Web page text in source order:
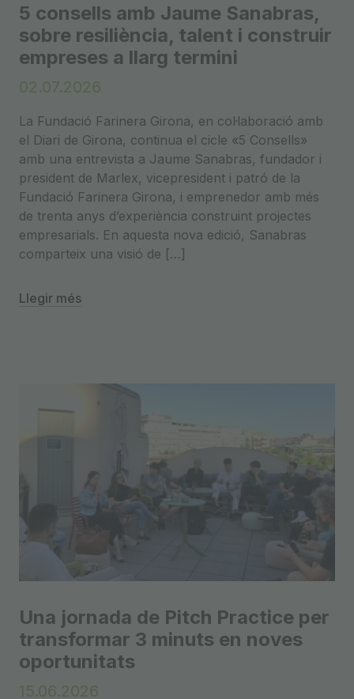
5 consells amb Jaume Sanabras,
sobre resiliència, talent i construir
empreses a llarg termini
02.07.2026
La Fundació Farinera Girona, en col·laboració amb
el Diari de Girona, continua el cicle «5 Consells»
amb una entrevista a Jaume Sanabras, fundador i
president de Marlex, vicepresident i patró de la
Fundació Farinera Girona, i emprenedor amb més
de trenta anys d’experiència construint projectes
empresarials. En aquesta nova edició, Sanabras
comparteix una visió de […]
Llegir més
Una jornada de Pitch Practice per
transformar 3 minuts en noves
oportunitats
15.06.2026